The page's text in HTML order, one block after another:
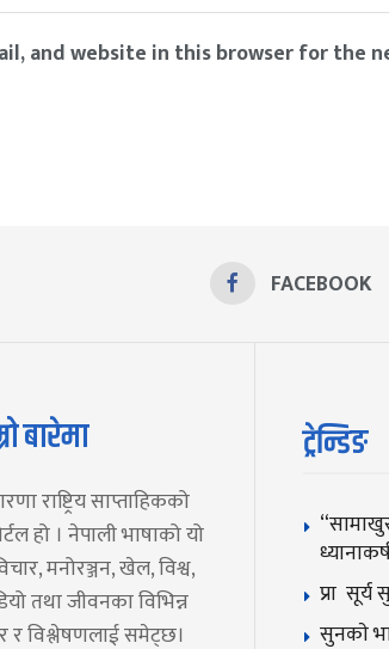
and website in this browser for the
FACEBOOK
बारेमा
राष्ट्रिय साप्ताहिकको
हो । नेपाली भाषाको यो
मनोरञ्जन, खेल, विश्व,
तथा जीवनका विभिन्न
र विश्लेषणलाई समेट्छ।
ट्रेन्डिङ
प्रा
सुनकाे